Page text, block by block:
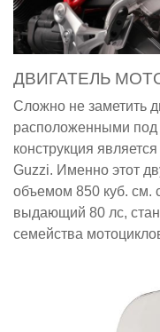
ДВИГАТЕЛЬ
Сложно не заметить
расположенными под
конструкция
Guzzi. Именно этот
объемом 850 куб. см.
выдающий 80 лс,
семейства